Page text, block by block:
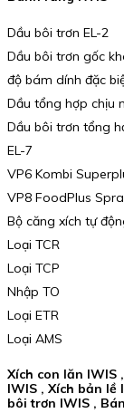
Dầu bôi trơn EL-2
Dầu bôi trơn gốc
độ bám dính đặc
Dầu tổng hợp chịu
Dầu bôi trơn tổng
EL-7
VP6 Kombi
VP8 FoodPlus
Bộ căng xích tự
Loại TCR
Loại TCP
Nhập TO
Loại ETR
Loại AMS
Xích con lăn IWIS
IWIS , Xích bản lề
bôi trơn IWIS ,